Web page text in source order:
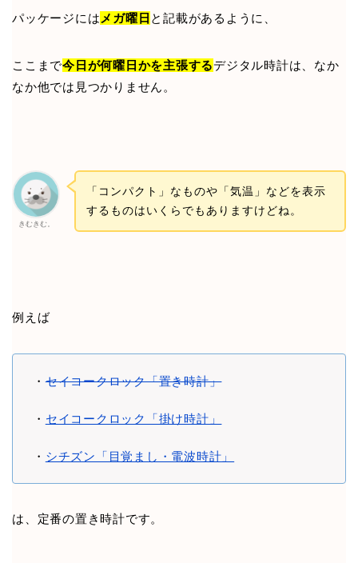
パッケージには メガ曜日 と記載があるように、
ここまで今日が何曜日かを主張するデジタル時計は、なか
なか他では見つかりません。
きむきむ。
「コンパクト」なものや「気温」などを表示
するものはいくらでもありますけどね。
例えば
・セイコークロック「置き時計」
・ セイコークロック「掛け時計」
・ シチズン「目覚まし・電波時計」
は、定番の置き時計です。